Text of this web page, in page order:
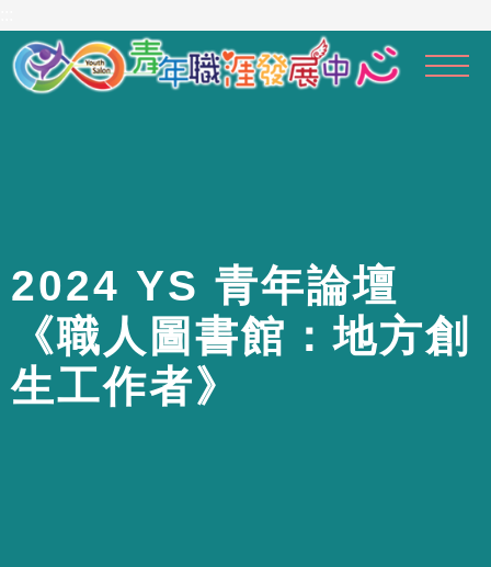
主
要
2024 YS 青年論壇
《職 人 圖 書館 ：地方創
生工作者》